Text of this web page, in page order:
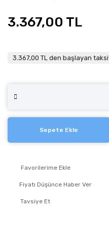
3.367,00 TL
3.367,00 TL den başlayan
Sepete Ekle
Fiyatı Düşünce Haber Ver
Tavsiye Et